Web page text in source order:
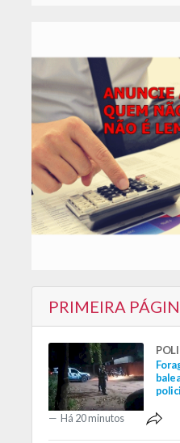
PRIMEIRA
Há 20 minutos